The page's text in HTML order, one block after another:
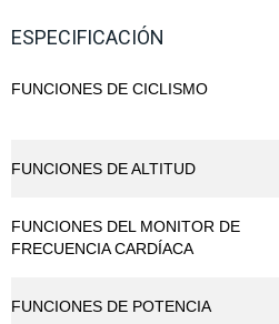
ESPECIFICACIÓN
FUNCIONES DE CICLISMO
FUNCIONES DE ALTITUD
FUNCIONES DEL MONITOR DE
FRECUENCIA CARDÍACA
FUNCIONES DE POTENCIA